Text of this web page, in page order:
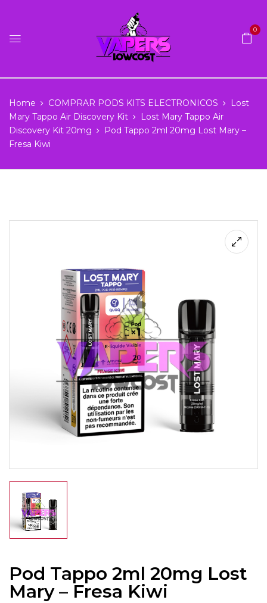
0
Home COMPRAR PODS KITS ELECTRONICOS
Lost
Mary Tappo Air Discovery Kit
Lost Mary Tappo Air
Discovery Kit 20mg
Pod Tappo 2ml 20mg Lost Mary –
Fresa Kiwi
Pod Tappo 2ml 20mg Lost
Mary – Fresa Kiwi